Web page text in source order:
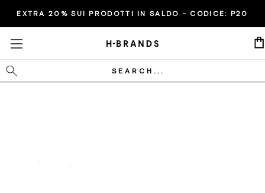
EXTRA 20% SUI PRODOTTI IN SALDO - CODICE: P20
Cerca